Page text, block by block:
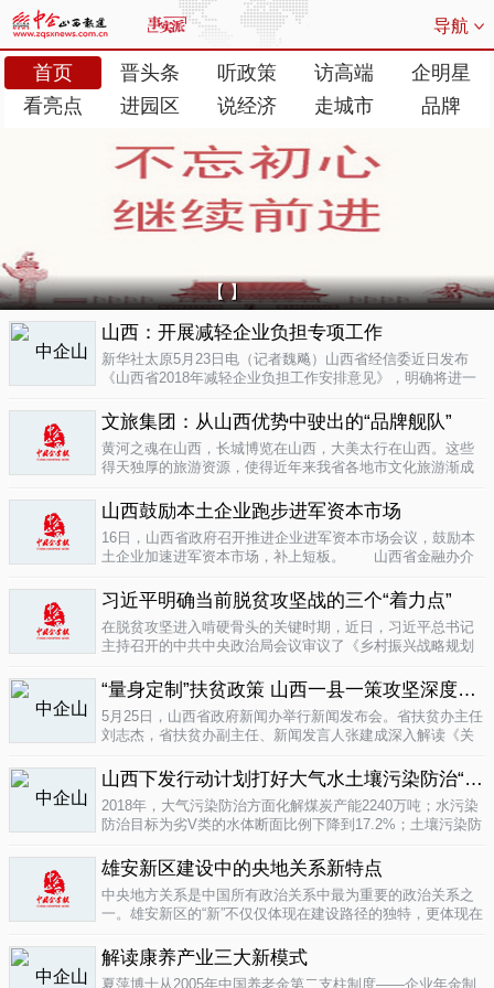
导航
首页 晋头条 听政策 访高端
企明星
看亮点
进园区 说经济 走城市 品牌
【 】
山西：开展减轻企业负担专项工作
新华社太原5月23日电（记者魏飚）山西省经信委近日发布
《山西省2018年减轻企业负担工作安排意见》，明确将进一
大对涉企乱收...
文旅集团：从山西优势中驶出的“品牌舰队”
黄河之魂在山西，长城博览在山西，大美太行在山西。这些
得天独厚的旅游资源，使得近年来我省各地市文化旅游渐成
业培育成...
山西鼓励本土企业跑步进军资本市场
16日，山西省政府召开推进企业进军资本市场会议，鼓励本
土企业加速进军资本市场，补上短板。 山西省金融办介
习近平明确当前脱贫攻坚战的三个“着力点”
在脱贫攻坚进入啃硬骨头的关键时期，近日，习近平总书记
主持召开的中共中央政治局会议审议了《乡村振兴战略规划
见》。...
“量身定制”扶贫政策 山西一县一策攻坚深度贫困
5月25日，山西省政府新闻办举行新闻发布会。省扶贫办主任
刘志杰，省扶贫办副主任、新闻发言人张建成深入解读《关
问。据了解...
04-12
山西下发行动计划打好大气水土壤污染防治“三战役”
2018年，大气污染防治方面化解煤炭产能2240万吨；水污染
防治目标为劣V类的水体断面比例下降到17.2%；土壤污染防
记者从山...
雄安新区建设中的央地关系新特点
中央地方关系是中国所有政治关系中最为重要的政治关系之
一。雄安新区的“新”不仅仅体现在建设路径的独特，更体现在
解读康养产业三大新模式
夏萍博士从2005年中国养老金第二支柱制度——企业年金制